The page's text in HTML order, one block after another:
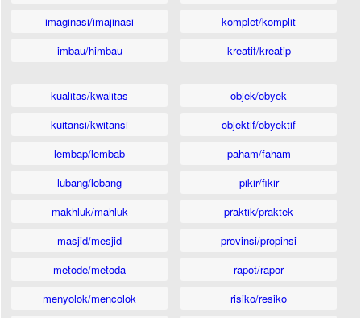
imaginasi/imajinasi
imbau/himbau
komplet/komplit
kreatif/kreatip
kualitas/kwalitas
kuitansi/kwitansi
lembap/lembab
lubang/lobang
makhluk/mahluk
masjid/mesjid
metode/metoda
menyolok/mencolok
objek/obyek
objektif/obyektif
paham/faham
pikir/fikir
praktik/praktek
provinsi/propinsi
rapot/rapor
risiko/resiko